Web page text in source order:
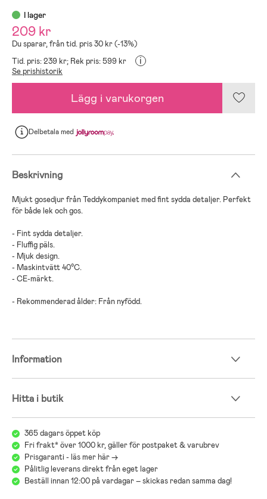
I lager
209 kr
Du sparar, från tid. pris 30 kr (-13%)
Tid. pris: 239 kr; Rek pris: 599 kr i
Se prishistorik
Lägg i varukorgen
Delbetalamed
Beskrivning
Mjukt gosedjur från Teddykompaniet med fint sydda detaljer. Perfekt
för både lek och gos.
- Fint sydda detaljer.
- Fluffig päls.
- Mjuk design.
- Maskintvätt 40°C.
- CE-märkt.
- Rekommenderad ålder: Från nyfödd.
Information
Hitta i butik
365 dagars öppet köp
Fri frakt* över 1000 kr, gäller för postpaket & varubrev
Prisgaranti - läs mer här ->
Pålitlig leverans direkt från eget lager
Beställ innan 12:00 på vardagar – skickas redan samma dag!